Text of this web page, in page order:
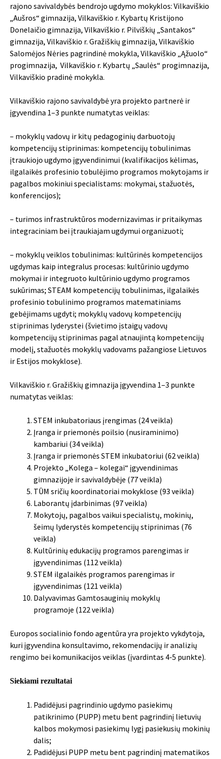
rajono savivaldybės bendrojo ugdymo mokyklos: Vilkaviškio
„Aušros“ gimnazija, Vilkaviškio r. Kybartų Kristijono
Donelaičio gimnazija, Vilkaviškio r. Pilviškių „Santakos“
gimnazija, Vilkaviškio r. Gražiškių gimnazija, Vilkaviškio
Salomėjos Nėries pagrindinė mokykla, Vilkaviškio „Ąžuolo“
progimnazija, Vilkaviškio r. Kybartų „Saulės“ progimnazija,
Vilkaviškio pradinė mokykla.
Vilkaviškio rajono savivaldybė yra projekto partnerė ir
įgyvendina 1–3 punkte numatytas veiklas:
– mokyklų vadovų ir kitų pedagoginių darbuotojų
kompetencijų stiprinimas: kompetencijų tobulinimas
įtraukiojo ugdymo įgyvendinimui (kvalifikacijos kėlimas,
ilgalaikės profesinio tobulėjimo programos mokytojams ir
pagalbos mokiniui specialistams: mokymai, stažuotės,
konferencijos);
– turimos infrastruktūros modernizavimas ir pritaikymas
integraciniam bei įtraukiajam ugdymui organizuoti;
– mokyklų veiklos tobulinimas: kultūrinės kompetencijos
ugdymas kaip integralus procesas: kultūrinio ugdymo
mokymai ir integruoto kultūrinio ugdymo programos
sukūrimas; STEAM kompetencijų tobulinimas, ilgalaikės
profesinio tobulinimo programos matematiniams
gebėjimams ugdyti; mokyklų vadovų kompetencijų
stiprinimas lyderystei (švietimo įstaigų vadovų
kompetencijų stiprinimas pagal atnaujintą kompetencijų
modelį, stažuotės mokyklų vadovams pažangiose Lietuvos
ir Estijos mokyklose).
Vilkaviškio r. Gražiškių gimnazija įgyvendina 1–3 punkte
numatytas veiklas:
STEM inkubatoriaus įrengimas (24 veikla)
Įranga ir priemonės poilsio (nusiraminimo)
kambariui (34 veikla)
Įranga ir priemonės STEM inkubatoriui (62 veikla)
Projekto „Kolega – kolegai“ įgyvendinimas
gimnazijoje ir savivaldybėje (77 veikla)
TŪM sričių koordinatoriai mokyklose (93 veikla)
Laborantų įdarbinimas (97 veikla)
Mokytojų, pagalbos vaikui specialistų, mokinių,
šeimų lyderystės kompetencijų stiprinimas (76
veikla)
Kultūrinių edukacijų programos parengimas ir
įgyvendinimas (112 veikla)
STEM ilgalaikės programos parengimas ir
įgyvendinimas (121 veikla)
Dalyvavimas Gamtosauginių mokyklų
programoje (122 veikla)
Europos socialinio fondo agentūra yra projekto vykdytoja,
kuri įgyvendina konsultavimo, rekomendacijų ir analizių
rengimo bei komunikacijos veiklas (įvardintas 4-5 punkte).
Siekiami rezultatai
Padidėjusi pagrindinio ugdymo pasiekimų
patikrinimo (PUPP) metu bent pagrindinį lietuvių
kalbos mokymosi pasiekimų lygį pasiekusių mokinių
dalis;
Padidėjusi PUPP metu bent pagrindinį matematikos